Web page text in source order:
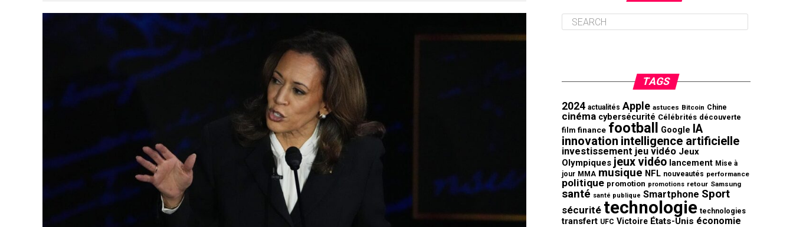
TAGS
2024 actualités Apple astuces Bitcoin Chine
cinéma cybersécurité Célébrités découverte
film finance football Google IA
innovation intelligence artificielle
investissement jeu vidéo Jeux
Olympiques jeux vidéo lancement Mise à
jour MMA musique NFL nouveautés performance
politique promotion promotions retour Samsung
santé santé publique Smartphone Sport
sécurité technologie technologies
transfert UFC Victoire États-Unis économie